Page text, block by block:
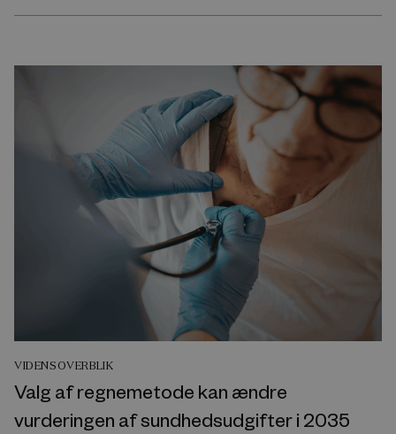
VIDENSOVERBLIK
Valg af regnemetode kan ændre
vurderingen af sundhedsudgifter i 2035